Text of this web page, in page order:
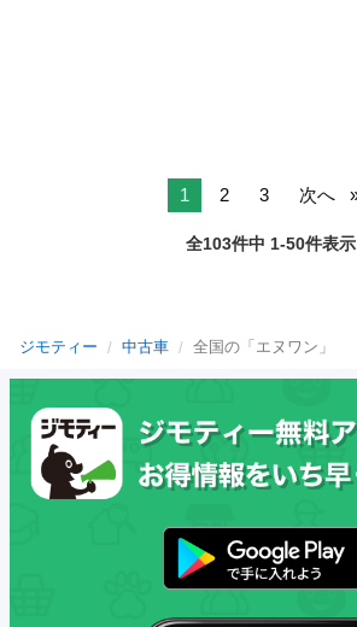
1 2 3 次へ
全103件中 1-50件表示
ジモティー 中古車 全国の「エヌワン」